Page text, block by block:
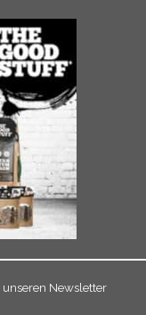
Newsletter